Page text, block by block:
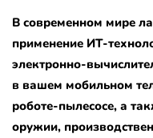
В современном мире
применение ИТ-
электронно-
в вашем мобильном
роботе-пылесосе, а
оружии,